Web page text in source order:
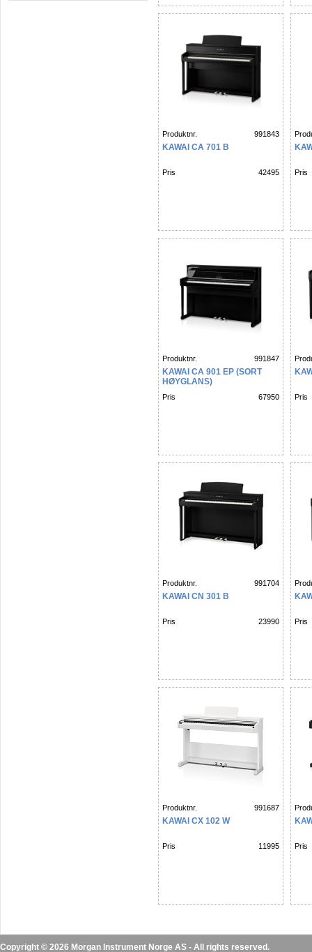
Produktnr. 991843
KAWAI CA 701 B
Pris 42495 Pris
Produktnr. 991847
KAWAI CA 901 EP (SORT
HØYGLANS)
Pris 67950 Pris
Produktnr. 991704
KAWAI CN 301 B
Pris 23990 Pris
Produktnr. 991687
KAWAI CX 102 W
Pris 11995 Pris
Copyright © 2026 Morgan Instrument Norge AS - All rights reserved.